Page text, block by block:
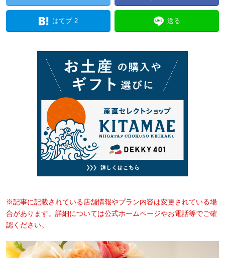
はてブ 2 送る
※記事に記載されている店舗情報やプラン内容は変更されている場
合があります。詳細については公式ホームページやお電話等でご確
認ください。